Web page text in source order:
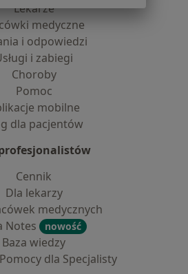
Lekarze
medyczne
i odpowiedzi
i zabiegi
Choroby
Pomoc
mobilne
dla pacjentów
Cennik
Dla lekarzy
medycznych
Notes
nowość
Baza wiedzy
dla Specjalisty